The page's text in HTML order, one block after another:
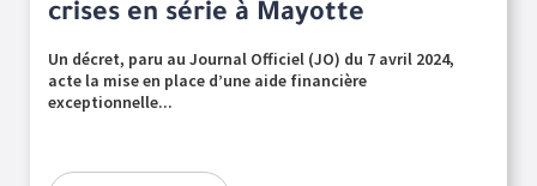
crises en série à Mayotte
Un décret, paru au Journal Officiel (JO) du 7 avril 2024,
acte la mise en place d’une aide financière
exceptionnelle...